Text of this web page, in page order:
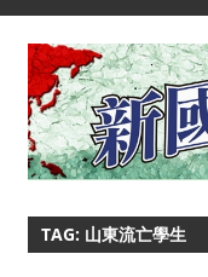
TAG: 山東流亡學生